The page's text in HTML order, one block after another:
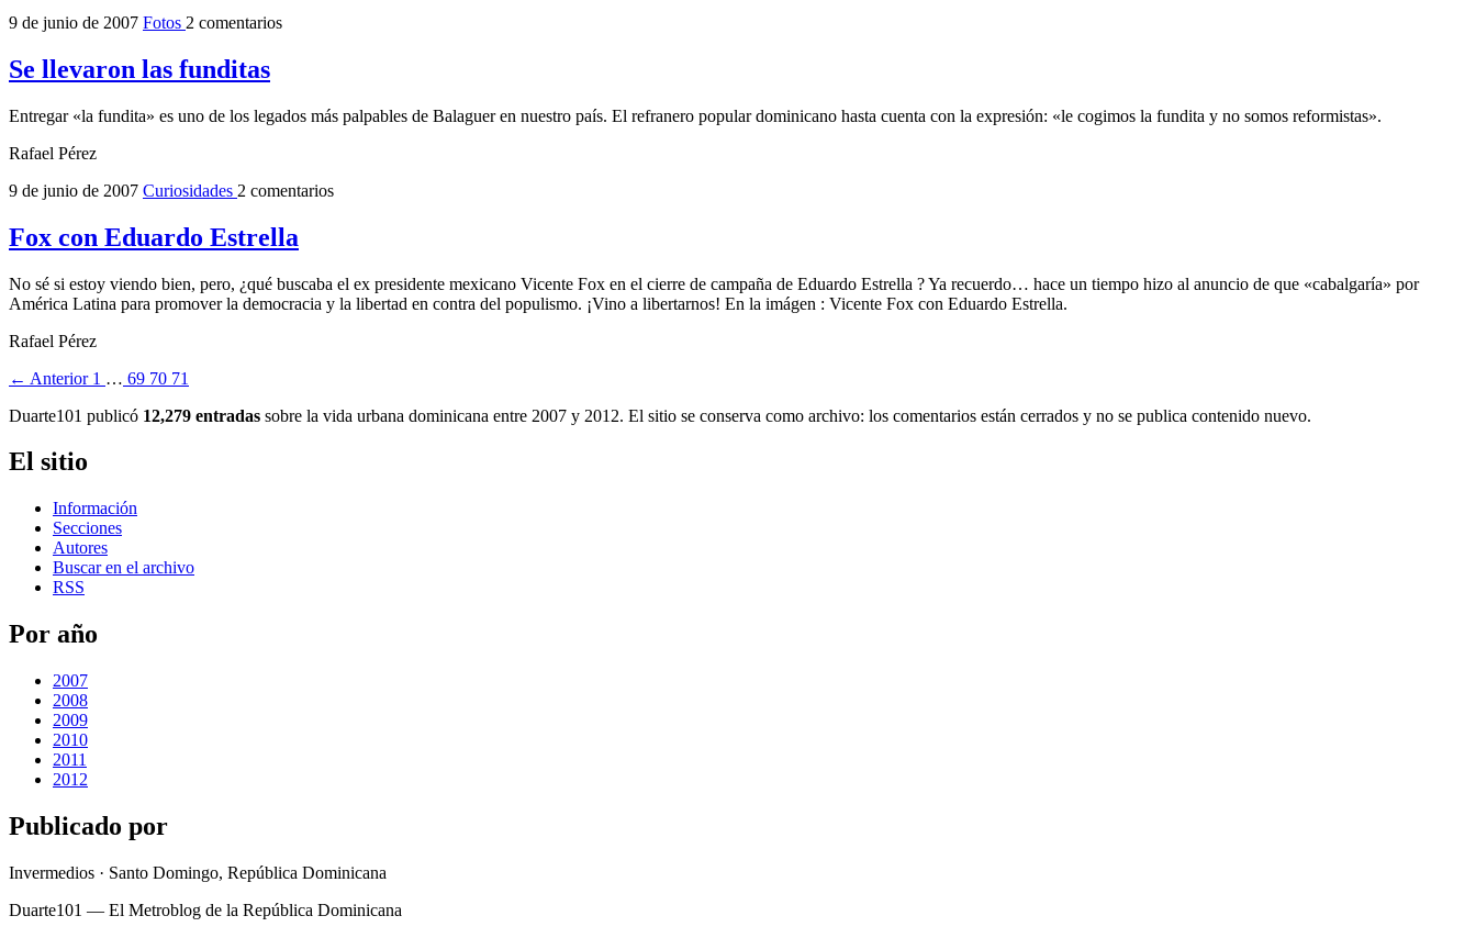
9 de junio de 2007 Fotos 2 comentarios
Se llevaron las funditas
Entregar «la fundita» es uno de los legados más palpables de Balaguer en nuestro país. El refranero popular dominicano hasta cuenta con la expresión: «le cogimos la fundita y no somos reformistas».
Rafael Pérez
9 de junio de 2007 Curiosidades 2 comentarios
Fox con Eduardo Estrella
No sé si estoy viendo bien, pero, ¿qué buscaba el ex presidente mexicano Vicente Fox en el cierre de campaña de Eduardo Estrella ? Ya recuerdo… hace un tiempo hizo al anuncio de que «cabalgaría» por
América Latina para promover la democracia y la libertad en contra del populismo. ¡Vino a libertarnos! En la imágen : Vicente Fox con Eduardo Estrella.
Rafael Pérez
← Anterior 1 … 69 70 71
Duarte101 publicó 12,279 entradas sobre la vida urbana dominicana entre 2007 y 2012. El sitio se conserva como archivo: los comentarios están cerrados y no se publica contenido nuevo.
El sitio
Información
Secciones
Autores
Buscar en el archivo
RSS
Por año
2007
2008
2009
2010
2011
2012
Publicado por
Invermedios · Santo Domingo, República Dominicana
Duarte101 — El Metroblog de la República Dominicana